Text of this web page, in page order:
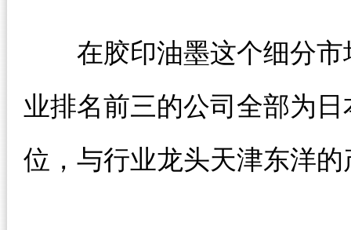
在胶印油墨这个细分市
业排名前三的公司全部为
位，与行业龙头天津东洋